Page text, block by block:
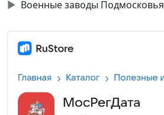
▶ Военные заводы Подмосковья